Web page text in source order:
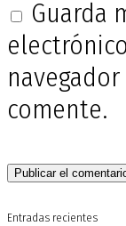
Guarda
comente.
Entradas recientes